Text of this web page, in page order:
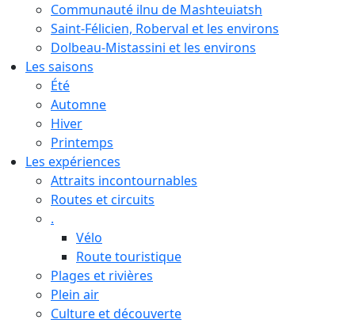
Communauté ilnu de Mashteuiatsh
Saint-Félicien, Roberval et les environs
Dolbeau-Mistassini et les environs
Les saisons
Été
Automne
Hiver
Printemps
Les expériences
Attraits incontournables
Routes et circuits
.
Vélo
Route touristique
Plages et rivières
Plein air
Culture et découverte